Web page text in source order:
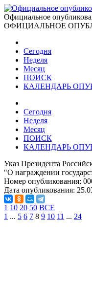
Официальное
ОФИЦИАЛЬНОЕ
Сегодня
Неделя
Месяц
ПОИСК
КАЛЕНДАРЬ
Сегодня
Неделя
Месяц
ПОИСК
КАЛЕНДАРЬ
Указ Президента
"О награждении
Номер опубликования:
Дата опубликования:
1 10 20 50 ВСЕ
1 ... 5 6 7 8 9 10 11 ... 24